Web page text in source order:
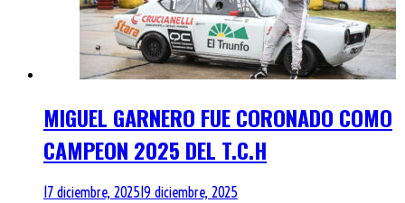
MIGUEL GARNERO FUE CORONADO COMO
CAMPEON 2025 DEL T.C.H
17 diciembre, 202519 diciembre, 2025